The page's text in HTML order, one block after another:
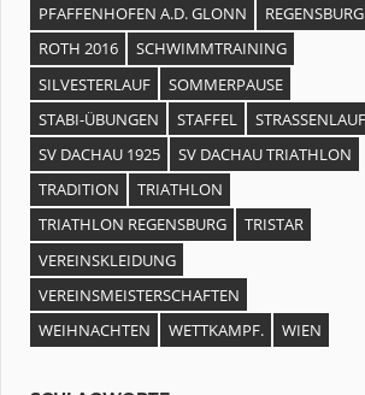
PFAFFENHOFEN A.D. GLONN
REGENSBURG
ROTH 2016
SCHWIMMTRAINING
SILVESTERLAUF
SOMMERPAUSE
STABI-ÜBUNGEN
STAFFEL
STRASSENLAUF
SV DACHAU 1925
SV DACHAU TRIATHLON
TRADITION
TRIATHLON
TRIATHLON REGENSBURG
TRISTAR
VEREINSKLEIDUNG
VEREINSMEISTERSCHAFTEN
WEIHNACHTEN
WETTKAMPF. WIEN